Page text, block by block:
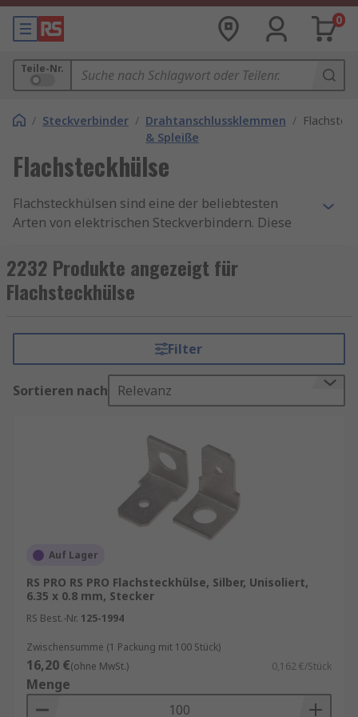
0
Teile-Nr.
/ Steckverbinder / Drahtanschlussklemmen
& Spleiße
/
Flachsteckhülse
Flachsteckhülsen sind eine der beliebtesten
Arten von elektrischen Steckverbindern. Diese
elektronische Komponenten und Geräte schnell
zu trennen. Diese Methode ermöglicht es dem
Benutzer, elektronische Komponenten schnell
Kabelschuhe bieten Zugfestigkeit,
Wärmeleitfähigkeit und Beständigkeit gegen
Vibrationen und Korrosion.
Drahtanschlussklemmen & -Spleiße
Arten von Flachsteckhülsen
Kabelschuhe werden häufig in Maschinen,
elektrischen Geräten, Kfz-Bereich,
Haushaltsgeräten, Computern, Autos und
Audioverbindungs-/Schnelltrennsystemen
verwendet. Weitere Anwendungen sind
Computer und Peripheriegeräte, industrielle
Steuerungen und Telekommunikationsgeräte.
RS führt folgende Arten von Flachsteckhülsen:
Schnelltrennklemme
2232 Produkte angezeigt für
Flachsteckhülse
Filter
Sortieren nach Relevanz
Auf Lager
RS PRO RS PRO Flachsteckhülse, Silber, Unisoliert,
6.35 x 0.8 mm, Stecker
RS Best.-Nr. 125-1994
Zwischensumme (1 Packung mit 100 Stück)
16,20 €(ohne MwSt.) 0,162 €/Stück
Menge